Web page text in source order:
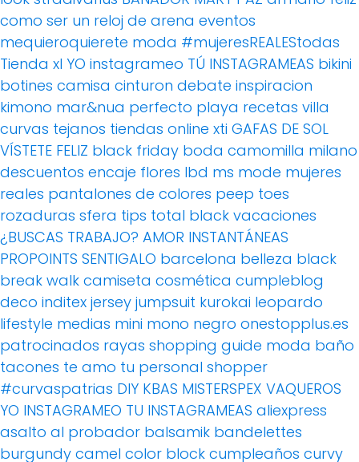
como ser un reloj de arena eventos
mequieroquierete moda #mujeresREALEStodas
Tienda xl YO instagrameo TÚ INSTAGRAMEAS bikini
botines camisa cinturon debate inspiracion
kimono mar&nua perfecto playa recetas villa
curvas tejanos tiendas online xti GAFAS DE SOL
VÍSTETE FELIZ black friday boda camomilla milano
descuentos encaje flores lbd ms mode mujeres
reales pantalones de colores peep toes
rozaduras sfera tips total black vacaciones
¿BUSCAS TRABAJO? AMOR INSTANTÁNEAS
PROPOINTS SENTIGALO barcelona belleza black
break walk camiseta cosmética cumpleblog
deco inditex jersey jumpsuit kurokai leopardo
lifestyle medias mini mono negro onestopplus.es
patrocinados rayas shopping guide moda baño
tacones te amo tu personal shopper
#curvaspatrias DIY KBAS MISTERSPEX VAQUEROS
YO INSTAGRAMEO TU INSTAGRAMEAS aliexpress
asalto al probador balsamik bandelettes
burgundy camel color block cumpleaños curvy